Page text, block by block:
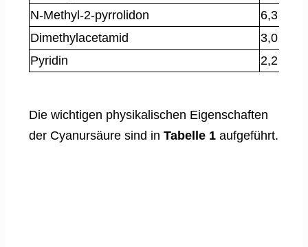
N-Methyl-2-pyrrolidon
6,3
Dimethylacetamid
3,0
Pyridin
2,2
Die wichtigen physikalischen Eigenschaften
der Cyanursäure sind in Tabelle 1 aufgeführt.